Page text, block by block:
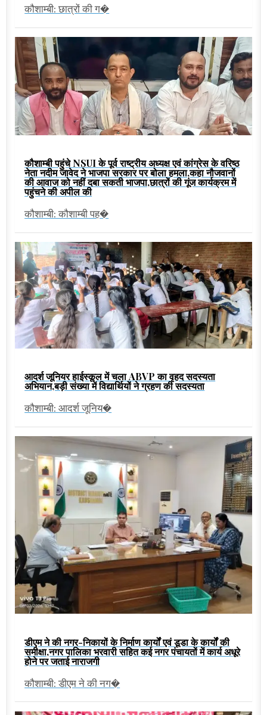
कौशाम्बी: छात्रों की ग�
कौशाम्बी पहुंचे NSUI के पूर्व राष्ट्रीय अध्यक्ष एवं कांग्रेस के वरिष्ठ
नेता नदीम जावेद ने भाजपा सरकार पर बोला हमला,कहा नौजवानों
की आवाज को नहीं दबा सकती भाजपा,छात्रों की गूंज कार्यक्रम में
पहुंचने की अपील की
कौशाम्बी: कौशाम्बी पह�
आदर्श जूनियर हाईस्कूल में चला ABVP का वृहद सदस्यता
अभियान,बड़ी संख्या में विद्यार्थियों ने ग्रहण की सदस्यता
कौशाम्बी: आदर्श जूनिय�
डीएम ने की नगर-निकायों के निर्माण कार्यों एवं डूडा के कार्यों की
समीक्षा,नगर पालिका भरवारी सहित कई नगर पंचायतों में कार्य अधूरे
होने पर जताई नाराजगी
कौशाम्बी: डीएम ने की नग�